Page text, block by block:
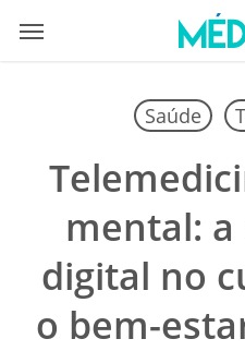
Menu
Saúde
mental:
digital no
o bem-